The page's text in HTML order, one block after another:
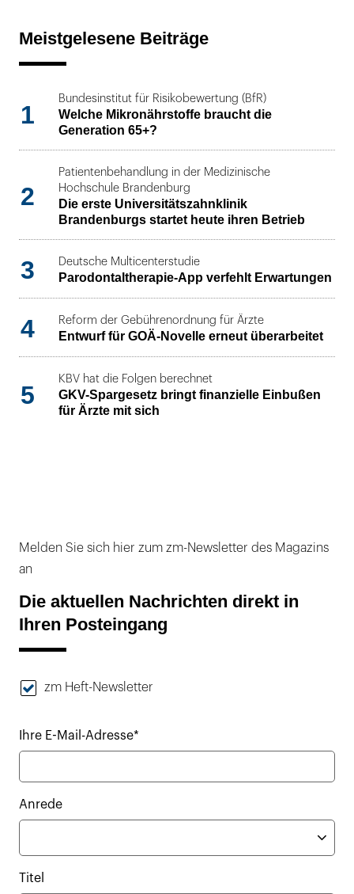
Meistgelesene Beiträge
1
Bundesinstitut für Risikobewertung (BfR)
Welche Mikronährstoffe braucht die
Generation 65+?
2
Patientenbehandlung in der Medizinische
Hochschule Brandenburg
Die erste Universitätszahnklinik
Brandenburgs startet heute ihren Betrieb
3 Deutsche Multicenterstudie
Parodontaltherapie-App verfehlt Erwartungen
4 Reform der Gebührenordnung für Ärzte
Entwurf für GOÄ-Novelle erneut überarbeitet
5
KBV hat die Folgen berechnet
GKV-Spargesetz bringt finanzielle Einbußen
für Ärzte mit sich
Melden Sie sich hier zum zm-Newsletter des Magazins
an
Die aktuellen Nachrichten direkt in
Ihren Posteingang
zm Heft-Newsletter
Ihre E-Mail-Adresse*
Anrede
Titel